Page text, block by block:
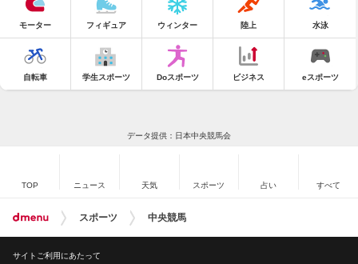
モーター フィギュア ウィンター 陸上 水泳
自転車 学生スポーツ Doスポーツ ビジネス eスポーツ
データ提供：日本中央競馬会
TOP ニュース 天気 スポーツ 占い すべて
スポーツ 中央競馬
サイトご利用にあたって